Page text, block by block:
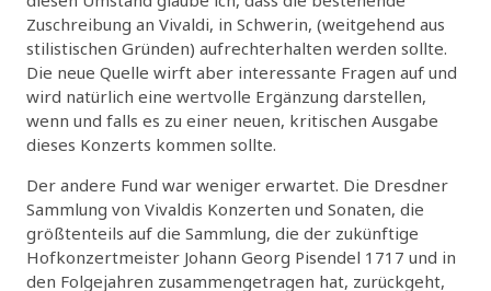
Zuschreibung an Vivaldi, in Schwerin, (weitgehend aus
stilistischen Gründen) aufrechterhalten werden sollte.
Die neue Quelle wirft aber interessante Fragen auf und
wird natürlich eine wertvolle Ergänzung darstellen,
wenn und falls es zu einer neuen, kritischen Ausgabe
dieses Konzerts kommen sollte.
Der andere Fund war weniger erwartet. Die Dresdner
Sammlung von Vivaldis Konzerten und Sonaten, die
größtenteils auf die Sammlung, die der zukünftige
Hofkonzertmeister Johann Georg Pisendel 1717 und in
den Folgejahren zusammengetragen hat, zurückgeht,